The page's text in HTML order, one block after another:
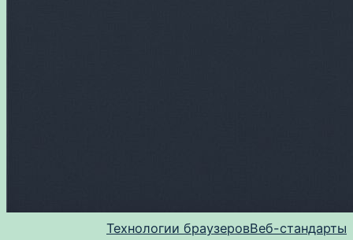
Технологии браузеровВеб-стандарты